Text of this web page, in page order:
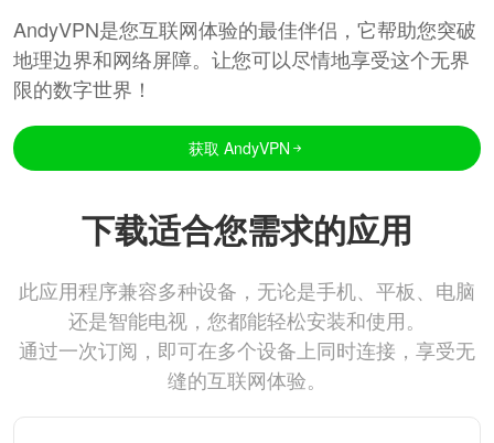
AndyVPN是您互联网体验的最佳伴侣，它帮助您突破
地理边界和网络屏障。让您可以尽情地享受这个无界
限的数字世界！
获取 AndyVPN
下载适合您需求的应用
此应用程序兼容多种设备，无论是手机、平板、电脑
还是智能电视，您都能轻松安装和使用。
通过一次订阅，即可在多个设备上同时连接，享受无
缝的互联网体验。